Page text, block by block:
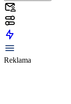
Reklama